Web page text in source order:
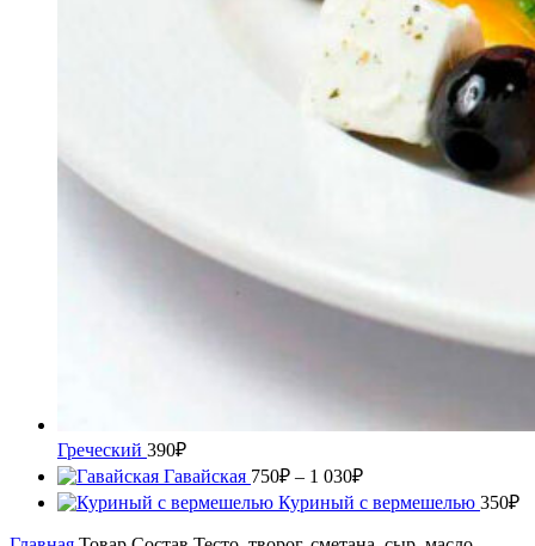
Греческий 390₽
Гавайская 750₽ – 1 030₽
Куриный с вермешелью 350₽